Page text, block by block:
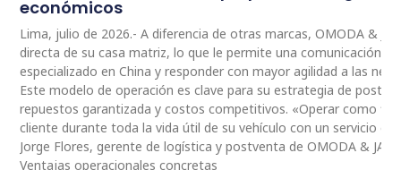
económicos
Lima, julio de 2026.- A diferencia de otras marcas, OMODA &
directa de su casa matriz, lo que le permite una comunicación
especializado en China y responder con mayor agilidad a las
Este modelo de operación es clave para su estrategia de
repuestos garantizada y costos competitivos. «Operar como
cliente durante toda la vida útil de su vehículo con un servicio
Jorge Flores, gerente de logística y postventa de OMODA &
Ventajas operacionales concretas